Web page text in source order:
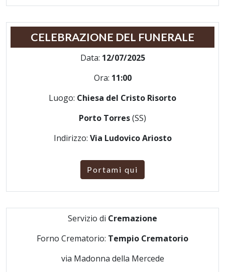
CELEBRAZIONE DEL FUNERALE
Data: 12/07/2025
Ora: 11:00
Luogo: Chiesa del Cristo Risorto
Porto Torres(SS)
Indirizzo: Via Ludovico Ariosto
Portami qui
Servizio di Cremazione
Forno Crematorio: Tempio Crematorio
via Madonna della Mercede